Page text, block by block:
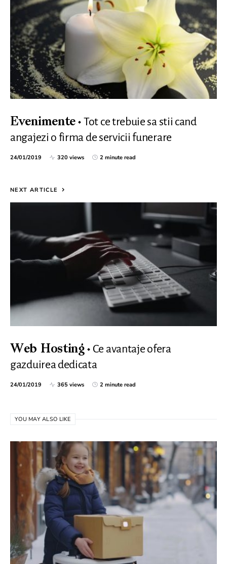
Evenimente
Tot ce trebuie sa stii cand
angajezi o firma de servicii funerare
24/01/2019 320 views 2 minute read
NEXT ARTICLE
Web Hosting
Ce avantaje ofera
gazduirea dedicata
24/01/2019 365 views 2 minute read
YOU MAY ALSO LIKE